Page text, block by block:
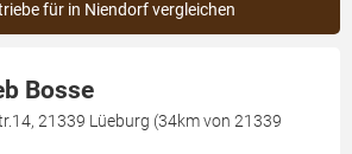
für in Niendorf vergleichen
Bosse
21339 Lüeburg (34km von 21339